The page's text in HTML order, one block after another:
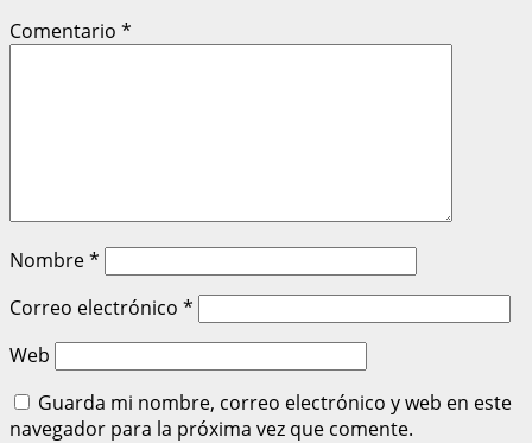
Comentario *
Nombre*
Correo electrónico *
Web
Guarda mi nombre, correo electrónico y web en este
navegador para la próxima vez que comente.